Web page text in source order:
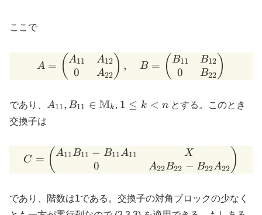
ここで
A = \begin{pmatrix}
A = ( A11
0
A12
A22 ) , B = ( B11
0
B12
B22 )
であり、
A_{11},
A11, B11 ∈ Mk , 1
n
1 ≤ k < n とする。このとき
交換子は
C = \begin{pmatrix}
C = ( A11 B11 − B11 A11
0
X
A22B22 − B22A22 )
であり、階数は1である。交換子の対角ブロックの少なく